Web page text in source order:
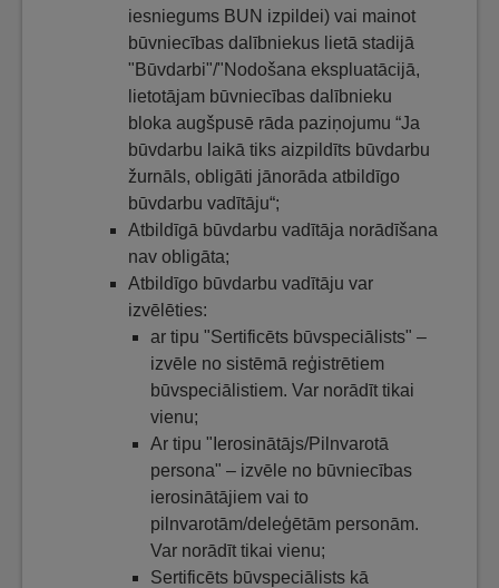
iesniegums BUN izpildei) vai mainot
būvniecības dalībniekus lietā stadijā
"Būvdarbi"/"Nodošana ekspluatācijā,
lietotājam būvniecības dalībnieku
bloka augšpusē rāda paziņojumu “Ja
būvdarbu laikā tiks aizpildīts būvdarbu
žurnāls, obligāti jānorāda atbildīgo
būvdarbu vadītāju“;
Atbildīgā būvdarbu vadītāja norādīšana
nav obligāta;
Atbildīgo būvdarbu vadītāju var
izvēlēties:
ar tipu "Sertificēts būvspeciālists" –
izvēle no sistēmā reģistrētiem
būvspeciālistiem. Var norādīt tikai
vienu;
Ar tipu "Ierosinātājs/Pilnvarotā
persona" – izvēle no būvniecības
ierosinātājiem vai to
pilnvarotām/deleģētām personām.
Var norādīt tikai vienu;
Sertificēts būvspeciālists kā